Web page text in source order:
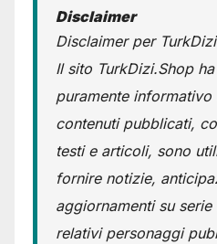
Disclaimer
Disclaimer per
Il sito TurkDizi.Shop
puramente
contenuti pubblicati,
testi e articoli, sono
fornire notizie,
aggiornamenti su
relativi personaggi